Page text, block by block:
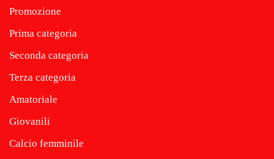
Promozione
Prima categoria
Seconda categoria
Terza categoria
Amatoriale
Giovanili
Calcio femminile